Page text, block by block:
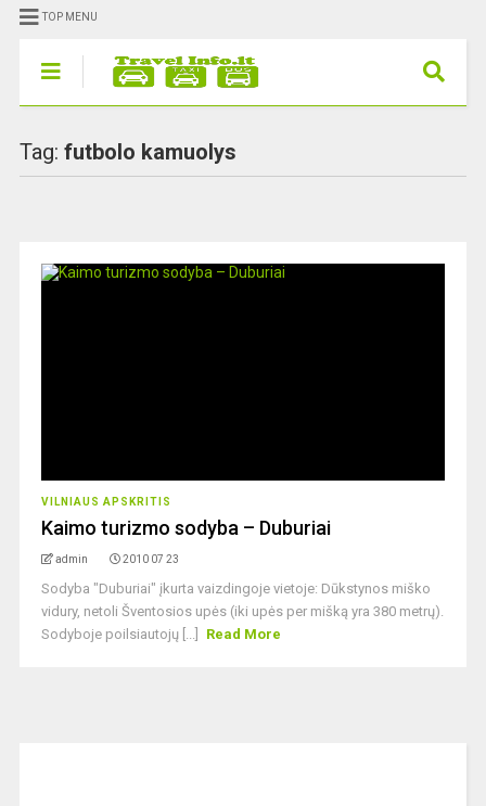
TOP MENU
Tag: futbolo kamuolys
VILNIAUS APSKRITIS
Kaimo turizmo sodyba – Duburiai
admin 2010 07 23
Sodyba "Duburiai" įkurta vaizdingoje vietoje: Dūkstynos miško
vidury, netoli Šventosios upės (iki upės per mišką yra 380 metrų).
Sodyboje poilsiautojų [...]
Read More